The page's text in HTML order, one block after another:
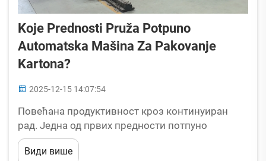
Koje Prednosti Pruža Potpuno
Automatska Mašina Za Pakovanje
Kartona?
2025-12-15 14:07:54
Повећана продуктивност кроз континуиран
рад. Једна од првих предности потпуно
аутоматске машине за паковање картона је
могућност непрекидног рада без умора, за
Види више